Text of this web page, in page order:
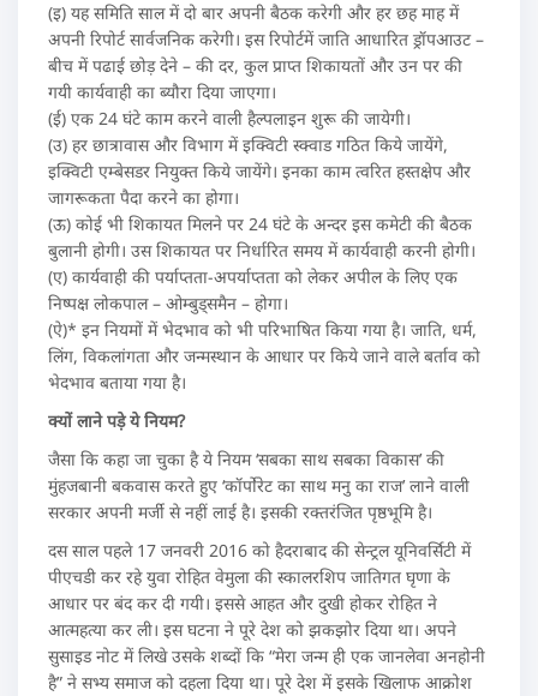
(इ) यह समिति साल में दो बार अपनी बैठक करेगी और हर छह माह में
अपनी रिपोर्ट सार्वजनिक करेगी। इस रिपोर्टमें जाति आधारित ड्रॉपआउट –
बीच में पढाई छोड़ देने – की दर, कुल प्राप्त शिकायतों और उन पर की
गयी कार्यवाही का ब्यौरा दिया जाएगा।
(ई) एक 24 घंटे काम करने वाली हैल्पलाइन शुरू की जायेगी।
(उ) हर छात्रावास और विभाग में इक्विटी स्क्वाड गठित किये जायेंगे,
इक्विटी एम्बेसडर नियुक्त किये जायेंगे। इनका काम त्वरित हस्तक्षेप और
जागरूकता पैदा करने का होगा।
(ऊ) कोई भी शिकायत मिलने पर 24 घंटे के अन्दर इस कमेटी की बैठक
बुलानी होगी। उस शिकायत पर निर्धारित समय में कार्यवाही करनी होगी।
(ए) कार्यवाही की पर्याप्तता-अपर्याप्तता को लेकर अपील के लिए एक
निष्पक्ष लोकपाल – ओम्बुड्समैन – होगा।
(ऐ)* इन नियमों में भेदभाव को भी परिभाषित किया गया है। जाति, धर्म,
लिंग, विकलांगता और जन्मस्थान के आधार पर किये जाने वाले बर्ताव को
भेदभाव बताया गया है।
क्यों लाने पड़े ये नियम?
जैसा कि कहा जा चुका है ये नियम ‘सबका साथ सबका विकास’ की
मुंहजबानी बकवास करते हुए ‘कॉर्पोरेट का साथ मनु का राज’ लाने वाली
सरकार अपनी मर्जी से नहीं लाई है। इसकी रक्तरंजित पृष्ठभूमि है।
दस साल पहले 17 जनवरी 2016 को हैदराबाद की सेन्ट्रल यूनिवर्सिटी में
पीएचडी कर रहे युवा रोहित वेमुला की स्कालरशिप जातिगत घृणा के
आधार पर बंद कर दी गयी। इससे आहत और दुखी होकर रोहित ने
आत्महत्या कर ली। इस घटना ने पूरे देश को झकझोर दिया था। अपने
सुसाइड नोट में लिखे उसके शब्दों कि “मेरा जन्म ही एक जानलेवा अनहोनी
है” ने सभ्य समाज को दहला दिया था। पूरे देश में इसके खिलाफ आक्रोश